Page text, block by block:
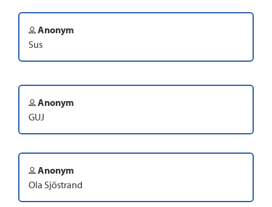
Anonym
Sus
Anonym
GUJ
Anonym
Ola Sjöstrand